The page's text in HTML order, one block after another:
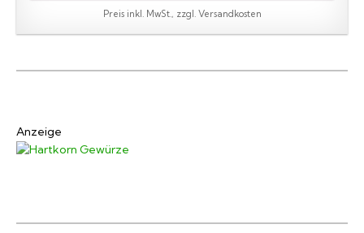
Preis inkl. MwSt., zzgl. Versandkosten
Anzeige